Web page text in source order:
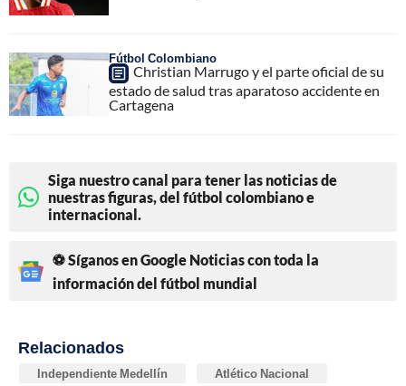
Fútbol Colombiano
Christian Marrugo y el parte oficial de su
estado de salud tras aparatoso accidente en
Cartagena
Siga nuestro canal para tener las noticias de
nuestras figuras, del fútbol colombiano e
internacional.
⚽ Síganos en Google Noticias con toda la
información del fútbol mundial
Relacionados
Independiente Medellín Atlético Nacional